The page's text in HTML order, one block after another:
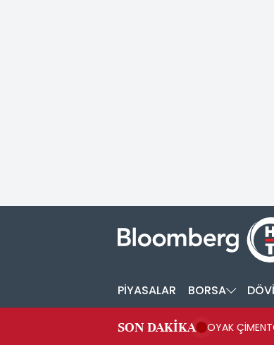
PİYASALAR BORSA
SON DAKİKA OYAK